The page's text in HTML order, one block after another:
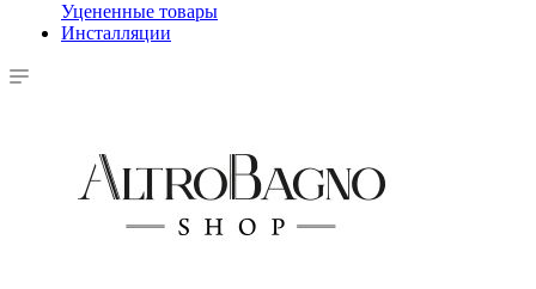
Уцененные товары
Инсталляции